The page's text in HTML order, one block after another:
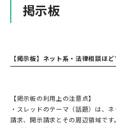
掲示板
【掲示板】ネット系・法律相談ほ
【掲示板の利用上の注意点】
・スレッドのテーマ（話題）は、
請求、開示請求とその周辺領域です。